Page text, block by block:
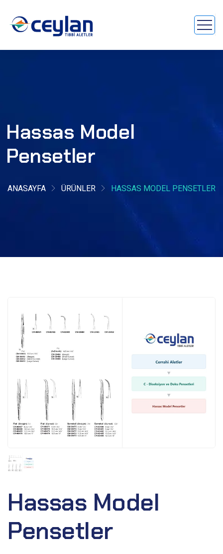
Hassas Model
Pensetler
ANASAYFA ÜRÜNLER HASSAS MODEL PENSETLER
Hassas Model
Pensetler